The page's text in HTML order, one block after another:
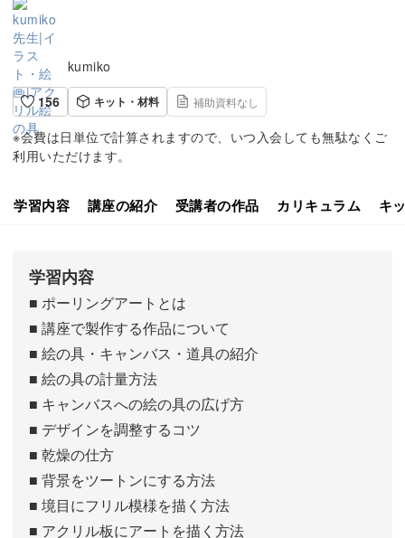
kumiko
156
キット・材料 補助資料なし
※会費は日単位で計算されますので、いつ入会しても無駄なくご
利用いただけます。
学習内容 講座の紹介 受講者の作品 カリキュラム キ
学習内容
■ ポーリングアートとは
■ 講座で製作する作品について
■ 絵の具・キャンバス・道具の紹介
■ 絵の具の計量方法
■ キャンバスへの絵の具の広げ方
■ デザインを調整するコツ
■ 乾燥の仕方
■ 背景をツートンにする方法
■ 境目にフリル模様を描く方法
■ アクリル板にアートを描く方法